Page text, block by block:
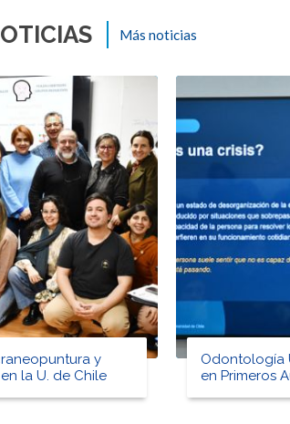
Más noticias
y
la U. de Chile
Odontología
en Primeros